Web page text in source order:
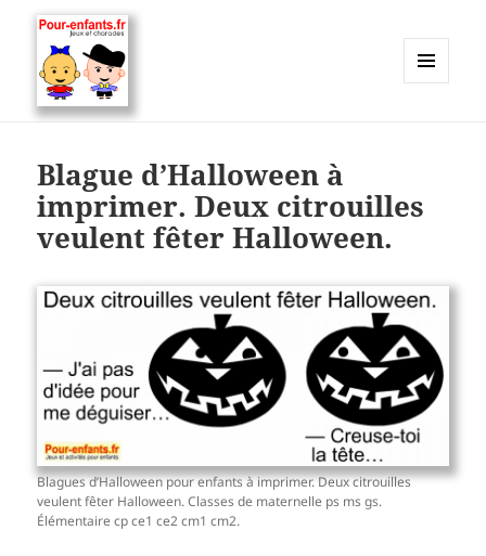
devinettes, pour enfants.
Blague d’Halloween à
imprimer. Deux citrouilles
veulent fêter Halloween.
Blagues d’Halloween pour enfants à imprimer. Deux citrouilles
veulent fêter Halloween. Classes de maternelle ps ms gs.
Élémentaire cp ce1 ce2 cm1 cm2.